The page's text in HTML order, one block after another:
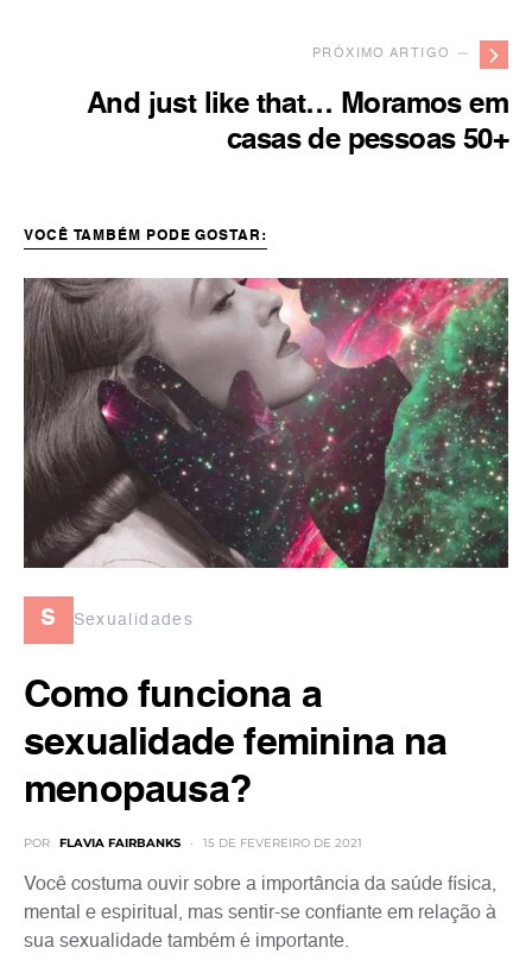
PRÓXIMO ARTIGO —
And just like that… Moramos em
casas de pessoas 50+
VOCÊ TAMBÉM PODE GOSTAR:
s Sexualidades
Como funciona a
sexualidade feminina na
menopausa?
POR FLAVIA FAIRBANKS 15 DE FEVEREIRO DE 2021
Você costuma ouvir sobre a importância da saúde física,
mental e espiritual, mas sentir-se confiante em relação à
sua sexualidade também é importante.